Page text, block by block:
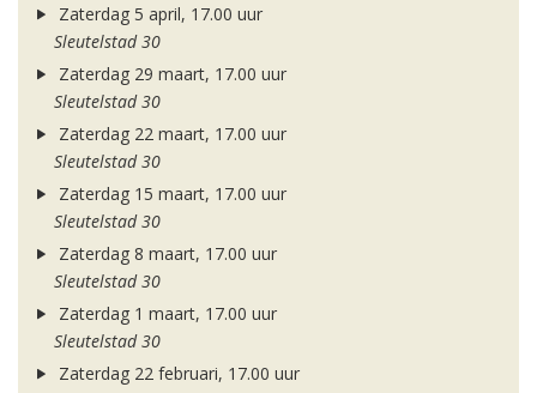
Zaterdag 5 april, 17.00 uur
Sleutelstad 30
Zaterdag 29 maart, 17.00 uur
Sleutelstad 30
Zaterdag 22 maart, 17.00 uur
Sleutelstad 30
Zaterdag 15 maart, 17.00 uur
Sleutelstad 30
Zaterdag 8 maart, 17.00 uur
Sleutelstad 30
Zaterdag 1 maart, 17.00 uur
Sleutelstad 30
Zaterdag 22 februari, 17.00 uur